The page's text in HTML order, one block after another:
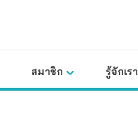
สมาชิก รู้จักเรา